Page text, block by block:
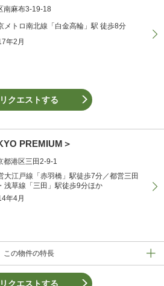
南麻布3-19-18
メトロ南北線「白金高輪」駅 徒歩8分
年2月
リクエストする
PREMIUM＞
この物件の特長
都港区三田2-9-1
大江戸線「赤羽橋」駅徒歩7分／都営三田
浅草線「三田」駅徒歩9分ほか
年4月
リクエストする